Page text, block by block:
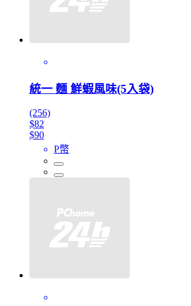
統一 麵 鮮蝦風味(5入袋)
(256)
$82
$90
P幣